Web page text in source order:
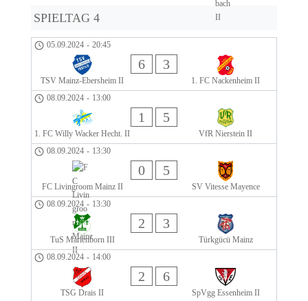
SPIELTAG 4
05.09.2024 - 20:45
TSV Mainz-Ebersheim II
6 3
1. FC Nackenheim II
08.09.2024 - 13:00
1. FC Willy Wacker Hecht. II
1 5
VfR Nierstein II
08.09.2024 - 13:30
FC Livingroom Mainz II
0 5
SV Vitesse Mayence
08.09.2024 - 13:30
TuS Marienborn III
2 3
Türkgücü Mainz
08.09.2024 - 14:00
TSG Drais II
2 6
SpVgg Essenheim II